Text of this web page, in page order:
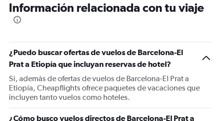
categories.
The
Y
axis
displaying
values.
Range:
0
Información relacionada con tu viaje
¿Puedo buscar ofertas de vuelos de Barcelona-El
Prat a Etiopía que incluyan reservas de hotel?
Sí, además de ofertas de vuelos de Barcelona-El Prat a
Etiopía, Cheapflights ofrece paquetes de vacaciones que
incluyen tanto vuelos como hoteles.
¿Cómo busco vuelos directos de Barcelona-El Prat a